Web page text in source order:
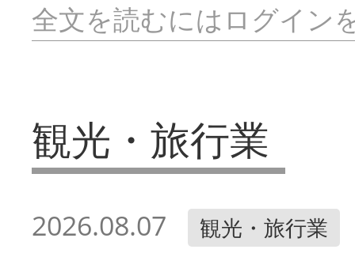
全文を読むにはログイン
観光・旅行業
2026.08.07 観光・旅行業